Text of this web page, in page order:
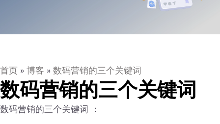
首页 » 博客 » 数码营销的三个关键词
数码营销的三个关键词
数码营销的三个关键词 ：